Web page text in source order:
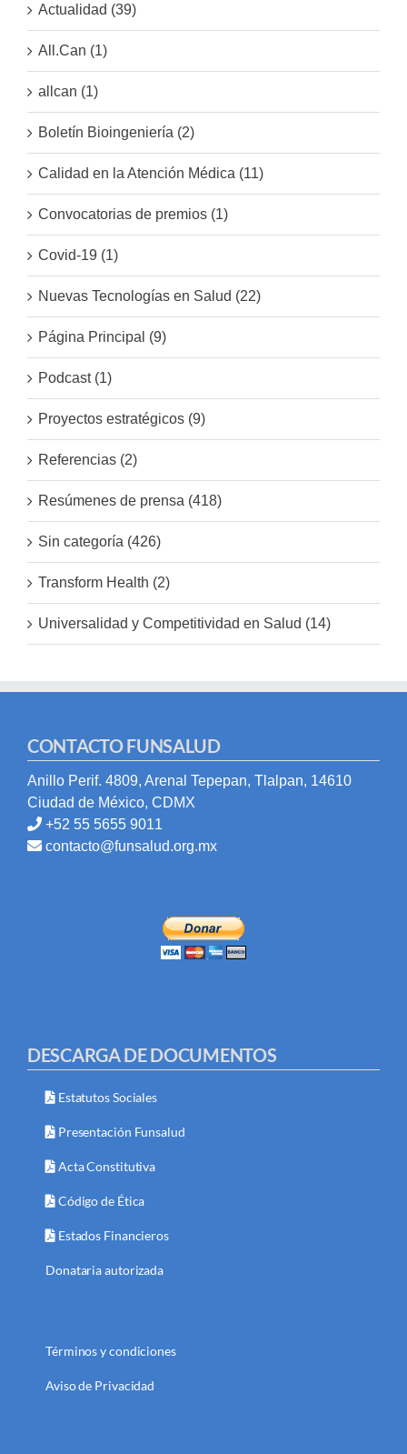
Actualidad (39)
All.Can (1)
allcan (1)
Boletín Bioingeniería (2)
Calidad en la Atención Médica (11)
Convocatorias de premios (1)
Covid-19 (1)
Nuevas Tecnologías en Salud (22)
Página Principal (9)
Podcast (1)
Proyectos estratégicos (9)
Referencias (2)
Resúmenes de prensa (418)
Sin categoría (426)
Transform Health (2)
Universalidad y Competitividad en Salud (14)
CONTACTO FUNSALUD
Anillo Perif. 4809, Arenal Tepepan, Tlalpan, 14610
Ciudad de México, CDMX
+52 55 5655 9011
contacto@funsalud.org.mx
DESCARGA DE DOCUMENTOS
Estatutos Sociales
Presentación Funsalud
Acta Constitutiva
Código de Ética
Estados Financieros
Donataria autorizada
Términos y condiciones
Aviso de Privacidad